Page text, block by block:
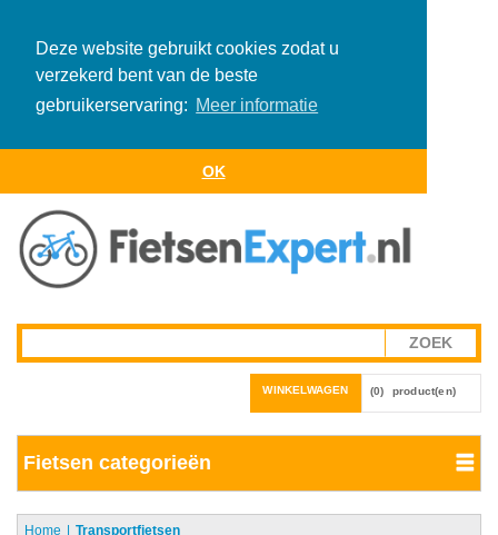
Deze website gebruikt cookies zodat u
verzekerd bent van de beste
gebruikerservaring: Meer informatie
OK
WINKELWAGEN (0) product(en)
Fietsen categorieën
Home Transportfietsen